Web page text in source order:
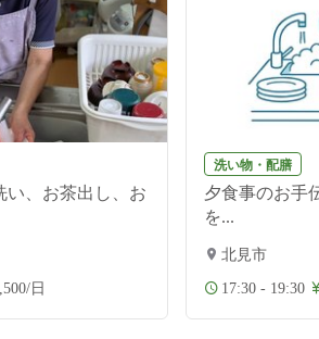
い、お茶出し、お
日
洗い物・配膳
夕食事のお手
を...
北見市
17:30 - 19:30